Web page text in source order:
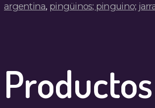
cantidad
argentina, pingüinos; pinguino;